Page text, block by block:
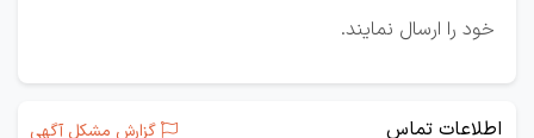
خود را ارسال نمایند.
اطلاعات تماس گزارش مشکل آگهی